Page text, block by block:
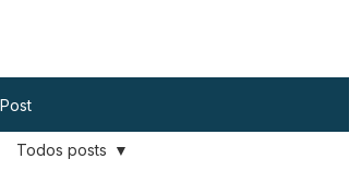
Post
Todos posts